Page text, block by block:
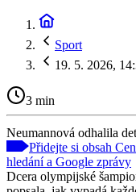
Sport
19. 5. 2026,
3 min
Neumannová odhalila
Přidejte si obsah
hledání a Google zprávy
Dcera olympijské